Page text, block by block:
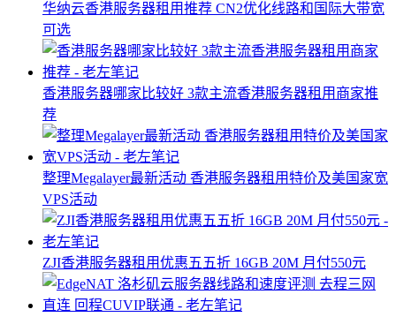
华纳云香港服务器租用推荐 CN2优化线路和国际大带宽
可选
香港服务器哪家比较好 3款主流香港服务器租用商家推
荐
整理Megalayer最新活动 香港服务器租用特价及美国家宽
VPS活动
ZJI香港服务器租用优惠五五折 16GB 20M 月付550元